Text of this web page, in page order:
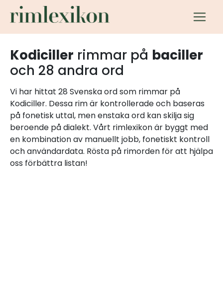
Kodiciller rimmar på baciller
och 28 andra ord
Vi har hittat 28 Svenska ord som rimmar på
Kodiciller. Dessa rim är kontrollerade och baseras
på fonetisk uttal, men enstaka ord kan skilja sig
beroende på dialekt. Vårt rimlexikon är byggt med
en kombination av manuellt jobb, fonetiskt kontroll
och användardata. Rösta på rimorden för att hjälpa
oss förbättra listan!